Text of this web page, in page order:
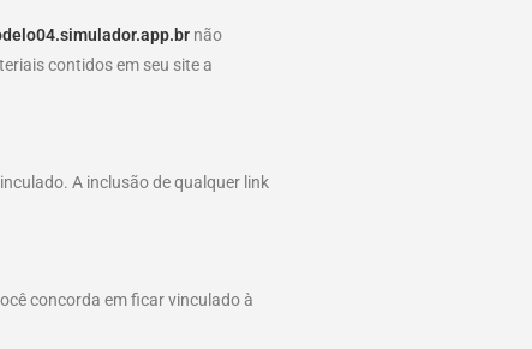
não
contidos em seu site a
A inclusão de qualquer link
concorda em ficar vinculado à